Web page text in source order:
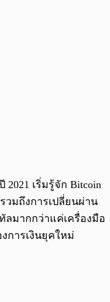
เริ่มรู้จัก Bitcoin
วมถึงการเปลี่ยนผ่าน
ลมากกว่าแค่เครื่องมือ
การเงินยุคใหม่